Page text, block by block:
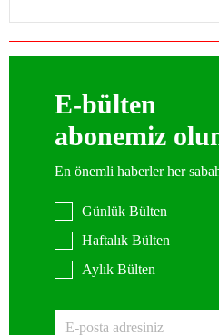
E-bülten
abonemiz
En önemli haberler her
Günlük Bülten
Haftalık Bülten
Aylık Bülten